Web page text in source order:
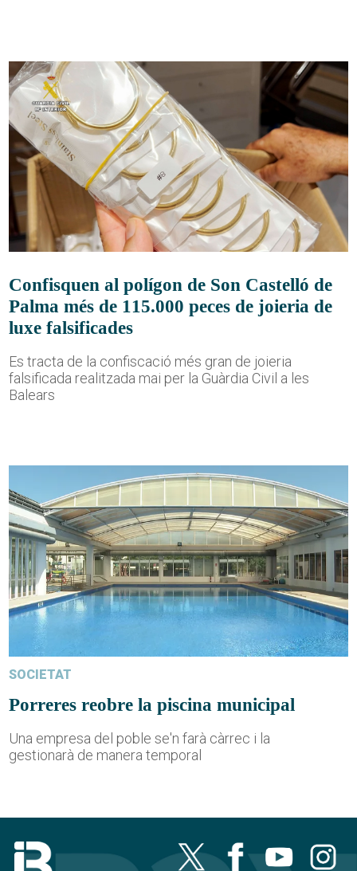
Confisquen al polígon de Son Castelló de
Palma més de 115.000 peces de joieria de
luxe falsificades
Es tracta de la confiscació més gran de joieria
falsificada realitzada mai per la Guàrdia Civil a les
Balears
SOCIETAT
Porreres reobre la piscina municipal
Una empresa del poble se'n farà càrrec i la
gestionarà de manera temporal